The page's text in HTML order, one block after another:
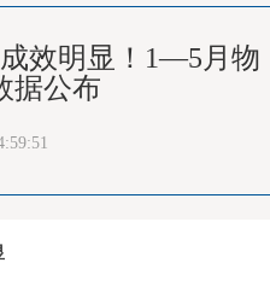
效明显！1—5月物
据公布